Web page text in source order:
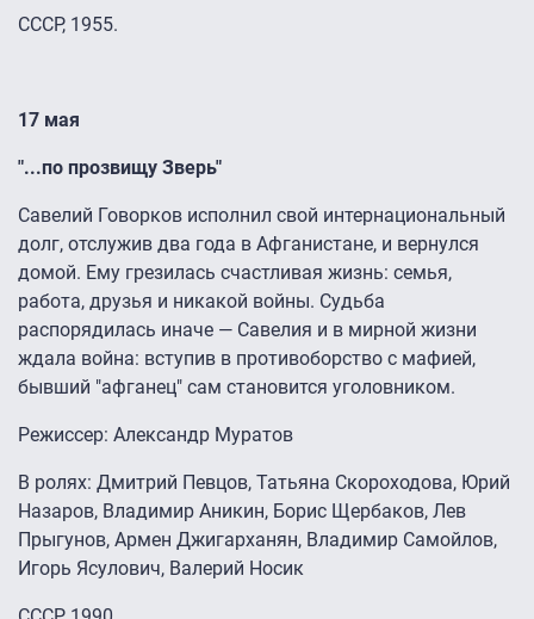
СССР, 1955.
17 мая
"...по прозвищу Зверь"
Савелий Говорков исполнил свой интернациональный
долг, отслужив два года в Афганистане, и вернулся
домой. Ему грезилась счастливая жизнь: семья,
работа, друзья и никакой войны. Судьба
распорядилась иначе — Савелия и в мирной жизни
ждала война: вступив в противоборство с мафией,
бывший "афганец" сам становится уголовником.
Режиссер: Александр Муратов
В ролях: Дмитрий Певцов, Татьяна Скороходова, Юрий
Назаров, Владимир Аникин, Борис Щербаков, Лев
Прыгунов, Армен Джигарханян, Владимир Самойлов,
Игорь Ясулович, Валерий Носик